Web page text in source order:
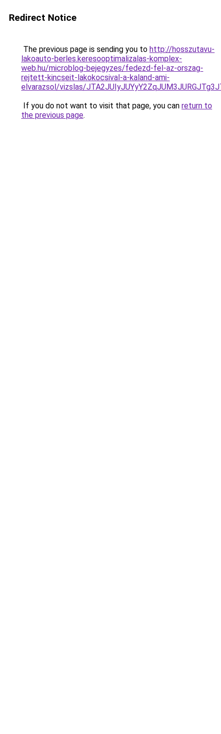
Redirect Notice
The previous page is sending you to http://hosszutavu-
lakoauto-berles.keresooptimalizalas-komplex-
web.hu/microblog-bejegyzes/fedezd-fel-az-orszag-
rejtett-kincseit-lakokocsival-a-kaland-ami-
elvarazsol/vizslas/
If you do not want to visit that page, you can return to
the previous page.